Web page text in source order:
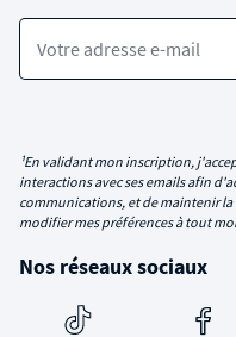
Votre adresse e-mail
¹En validant mon inscription,
interactions avec ses emails afin
communications, et de maintenir
modifier mes préférences à tout
Nos réseaux sociaux